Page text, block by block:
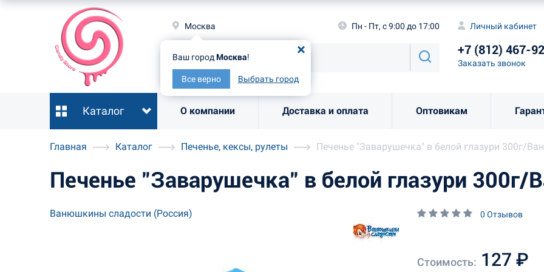
Москва
Ваш город Москва!
Все верно Выбрать город
Пн - Пт, с 9:00 до 17:00 Личный кабинет
+7 (812) 467-
Заказать звонок
Каталог О компании Доставка и оплата Оптовикам
Ваш городМосква
Все верно
Заказать
Главная Каталог Печенье, кексы, рулеты Печенье "Заварушечка" в белой глазури 300г/
Печенье "Заварушечка" в белой глазури
Ванюшкины сладости (Россия) 0 Отзывов
Стоимость: 127 ₽